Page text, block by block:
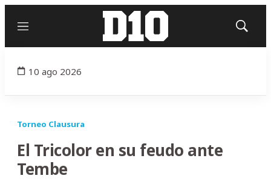
Menú
Mostrar
10 ago 2026
Torneo Clausura
El Tricolor en su feudo ante
Tembe